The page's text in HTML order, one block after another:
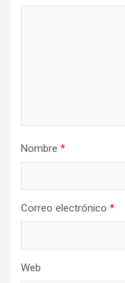
Nombre *
Correo electrónico *
Web